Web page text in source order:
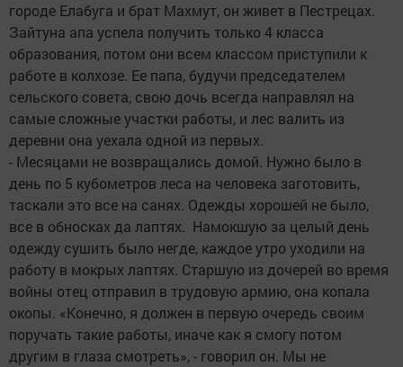
городе Елабуга и брат Махмут, он живет в Пестрецах.
Зайтуна апа успела получить только 4 класса
образования, потом они всем классом приступили к
работе в колхозе. Ее папа, будучи председателем
сельского совета, свою дочь всегда направлял на
самые сложные участки работы, и лес валить из
деревни она уехала одной из первых.
- Месяцами не возвращались домой. Нужно было в
день по 5 кубометров леса на человека заготовить,
таскали это все на санях. Одежды хорошей не было,
все в обносках да лаптях. Намокшую за целый день
одежду сушить было негде, каждое утро уходили на
работу в мокрых лаптях. Старшую из дочерей во время
войны отец отправил в трудовую армию, она копала
окопы. «Конечно, я должен в первую очередь своим
поручать такие работы, иначе как я смогу потом
другим в глаза смотреть», - говорил он. Мы не